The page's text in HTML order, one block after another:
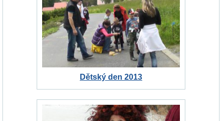
Dětský den 2013